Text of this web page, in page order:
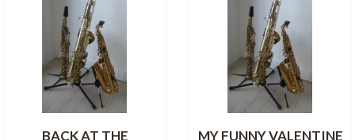
BACK AT THE
MY FUNNY VALENTINE